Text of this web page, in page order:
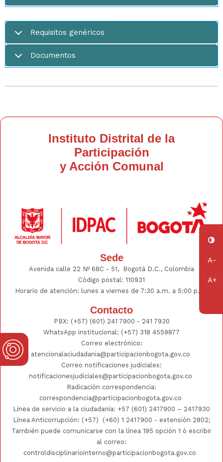
Requisitos genéricos
Documentos
Instituto Distrital de la
Participación
y Acción Comunal
Sede
Avenida calle 22 Nº 68C - 51, Bogotá D.C., Colombia
Código postal: 110931
Horario de atención: lunes a viernes de 7:30 a.m. a 5:00 p.m.
Contacto
PBX: (+57) (601) 241 7900 - 241 7930
WhatsApp institucional: (+57) 318 4559877
Correo electrónico:
atencionalaciudadania@participacionbogota.gov.co
Correo notificaciones judiciales:
notificacionesjudiciales@participacionbogota.gov.co
Radicación correspondencia:
correspondencia@participacionbogota.gov.co
Línea de servicio a la ciudadanía: +57 (601) 2417900 – 2417930
Línea Anticorrupción: (+57)
(+60) 1 2417900 - extensión 2802;
También puede comunicarse con la línea 195 opción 1 ò escribir
al correo:
controldisciplinariointerno@participacionbogota.gov.co